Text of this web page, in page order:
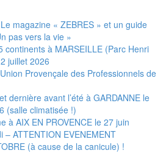
magazine « ZEBRES » et un guide
pas vers la vie »
continents à MARSEILLE (Parc Henri
juillet 2026
Provençale des Professionnels de
dernière avant l’été à GARDANNE le
(salle climatisée !)
à AIX EN PROVENCE le 27 juin
– ATTENTION EVENEMENT
(à cause de la canicule) !